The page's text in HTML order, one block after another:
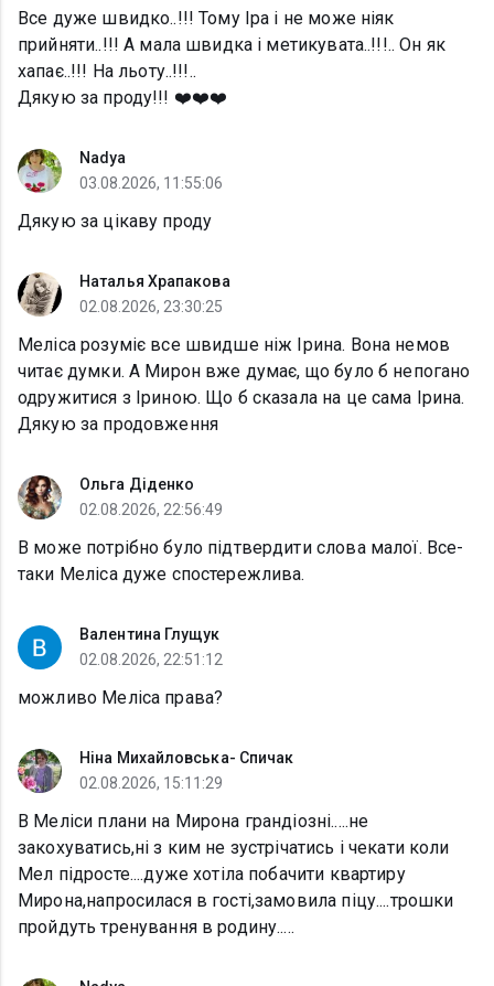
Все дуже швидко..!!! Тому Іра і не може ніяк
прийняти..!!! А мала швидка і метикувата..!!!.. Он як
хапає..!!! На льоту..!!!..
Дякую за проду!!! ❤️❤️❤️
Nadya
03.08.2026, 11:55:06
Дякую за цікаву проду
Наталья Храпакова
02.08.2026, 23:30:25
Меліса розуміє все швидше ніж Ірина. Вона немов
читає думки. А Мирон вже думає, що було б непогано
одружитися з Іриною. Що б сказала на це сама Ірина.
Дякую за продовження
Ольга Діденко
02.08.2026, 22:56:49
В може потрібно було підтвердити слова малої. Все-
таки Меліса дуже спостережлива.
Валентина Глущук
02.08.2026, 22:51:12
можливо Меліса права?
Ніна Михайловська- Спичак
02.08.2026, 15:11:29
В Меліси плани на Мирона грандіозні.....не
закохуватись,ні з ким не зустрічатись і чекати коли
Мел підросте....дуже хотіла побачити квартиру
Мирона,напросилася в гості,замовила піцу....трошки
пройдуть тренування в родину.....